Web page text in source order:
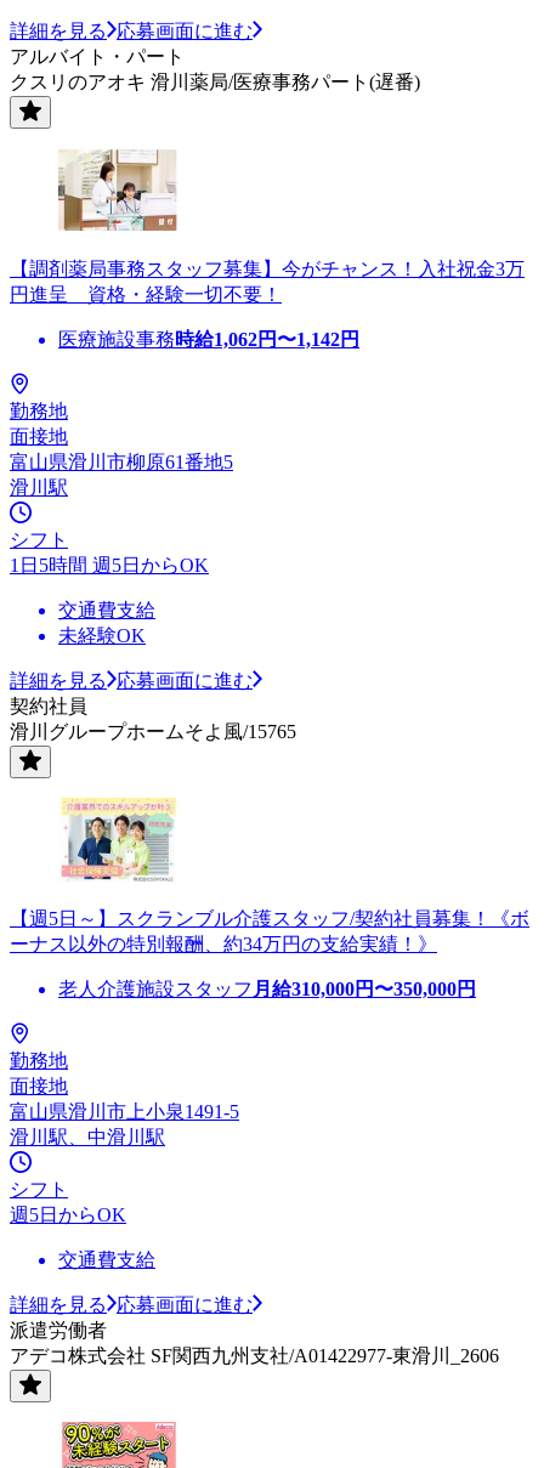
詳細を見る
応募画面に進む
アルバイト・パート
クスリのアオキ 滑川薬局/医療事務パート(遅番)
【調剤薬局事務スタッフ募集】今がチャンス！入社祝金3万
円進呈 資格・経験一切不要！
医療施設事務時給1,062円〜1,142円
勤務地
面接地
富山県滑川市柳原61番地5
滑川駅
シフト
1日5時間 週5日からOK
交通費支給
未経験OK
詳細を見る
応募画面に進む
契約社員
滑川グループホームそよ風/15765
【週5日～】スクランブル介護スタッフ/契約社員募集！《ボ
ーナス以外の特別報酬、約34万円の支給実績！》
老人介護施設スタッフ 月給310,000円〜350,000円
勤務地
面接地
富山県滑川市上小泉1491-5
滑川駅、中滑川駅
シフト
週5日からOK
交通費支給
詳細を見る
応募画面に進む
派遣労働者
アデコ株式会社 SF関西九州支社/A01422977-東滑川_2606